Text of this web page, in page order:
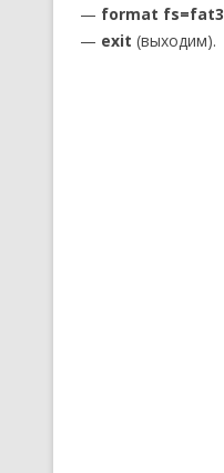
— format
— exit (выходим).